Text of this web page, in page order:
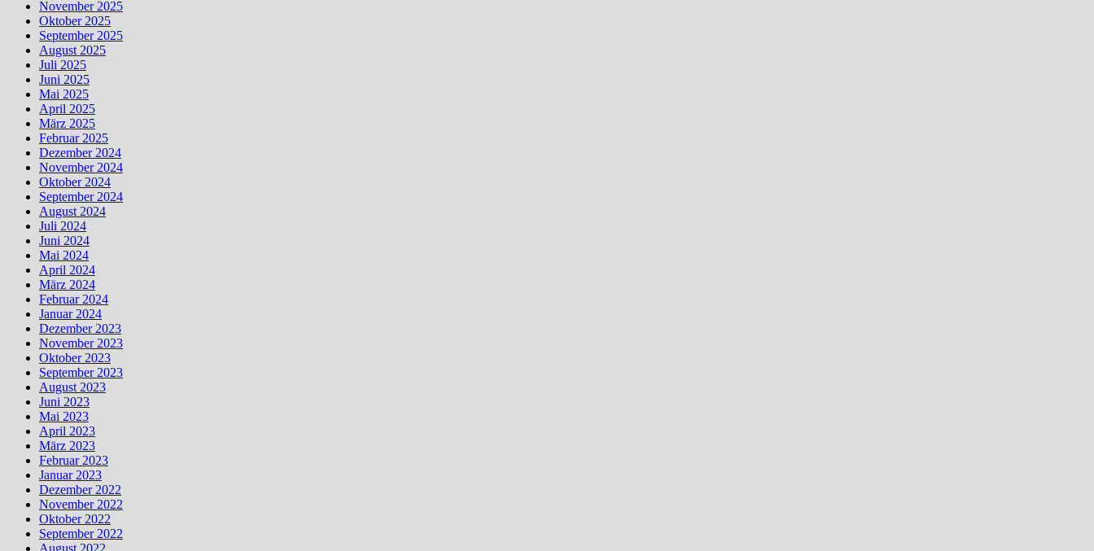
November 2025
Oktober 2025
September 2025
August 2025
Juli 2025
Juni 2025
Mai 2025
April 2025
März 2025
Februar 2025
Dezember 2024
November 2024
Oktober 2024
September 2024
August 2024
Juli 2024
Juni 2024
Mai 2024
April 2024
März 2024
Februar 2024
Januar 2024
Dezember 2023
November 2023
Oktober 2023
September 2023
August 2023
Juni 2023
Mai 2023
April 2023
März 2023
Februar 2023
Januar 2023
Dezember 2022
November 2022
Oktober 2022
September 2022